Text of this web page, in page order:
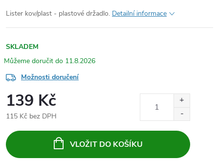
Lister kov/plast - plastové držadlo. Detailní informace
SKLADEM
11.8.2026
Možnosti doručení
139 Kč
115 Kč bez DPH
cena:
VLOŽIT DO KOŠÍKU